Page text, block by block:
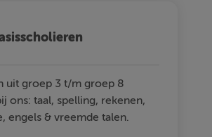
uit groep 3 t/m groep 8
ons: taal, spelling, rekenen,
engels & vreemde talen.